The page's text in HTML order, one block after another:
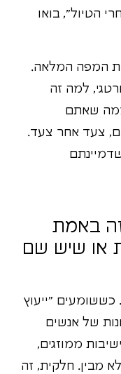
הטיול", בואו
המפה המלאה.
למה זה
שאתם
צעד אחר צעד.
באמת
או שיש שם
"ייעוץ
של אנשים
ממוזגים,
מבין. חלקית, זה